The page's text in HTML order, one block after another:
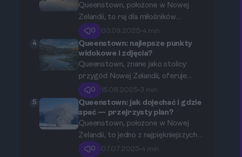
przygody. Odkryj, gdzie skoczyć na
bungee, jak poczuć swobodny lot
podczas skoku ze spadochronem i
jak zmierzyć się z rwącymi rzekami
Nowej Zelandii.
Queenstown, położone w Nowej
Zelandii, to raj dla miłośników
przygód i niezwykłych widoków.
Zaledwie 48 godzin w tym
urzekającym miasteczku wystarczy,
aby zakochać się w jego pięknie.
Odkryj najlepsze miejsca i atrakcje,
które czekają na Ciebie w
Queenstown.
0 03.09.2025•4 min
4
Queenstown: najlepsze punkty
widokowe i zdjęcia?
Queenstown, znane jako stolicy
przygód Nowej Zelandii, oferuje
niesamowite widoki na otaczające je
góry i jeziora. Jest to miejsce, które
zachwyca nie tylko adrenalinką, ale
także niezwykłymi krajobrazami,
które zachęcają do robienia zdjęć. W
tym przewodniku przedstawimy
0 15.08.2025•3 min
5
Queenstown: jak dojechać i gdzie
spać — przejrzysty plan?
Queenstown, położone w Nowej
Zelandii, to jedno z najpiękniejszych
miejsc na świecie. Każdego roku
0 07.07.2025•4 min